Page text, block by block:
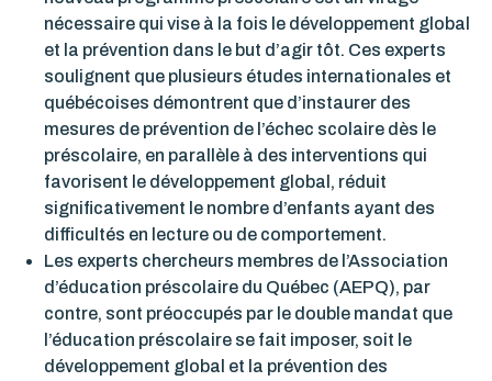
nécessaire qui vise à la fois le développement global
et la prévention dans le but d’agir tôt. Ces experts
soulignent que plusieurs études internationales et
québécoises démontrent que d’instaurer des
mesures de prévention de l’échec scolaire dès le
préscolaire, en parallèle à des interventions qui
favorisent le développement global, réduit
significativement le nombre d’enfants ayant des
difficultés en lecture ou de comportement.
Les experts chercheurs membres de ’Association
d’éducation préscolaire du Québec (AEPQ), par
contre, sont préoccupés par le double mandat que
l’éducation préscolaire se fait imposer, soit le
développement global et la prévention des